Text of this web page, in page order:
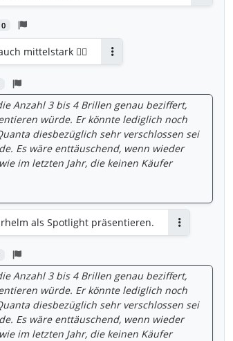
0
mittelstark 🤷‍♂️
Anzahl 3 bis 4 Brillen genau beziffert,
würde. Er könnte lediglich noch
diesbezüglich sehr verschlossen sei
Es wäre enttäuschend, wenn wieder
im letzten Jahr, die keinen Käufer
als Spotlight präsentieren.
Anzahl 3 bis 4 Brillen genau beziffert,
würde. Er könnte lediglich noch
diesbezüglich sehr verschlossen sei
Es wäre enttäuschend, wenn wieder
im letzten Jahr, die keinen Käufer